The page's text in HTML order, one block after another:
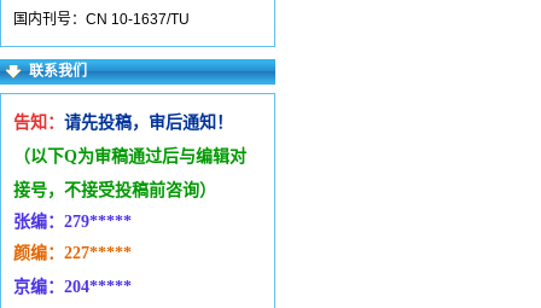
国内刊号：CN 10-1637/TU
联系我们
告知： 请先投稿，审后通知！
（以下Q为审稿通过后与编辑对
接号，不接受投稿前咨询）
张编：279*****
颜编：227*****
京编：204*****